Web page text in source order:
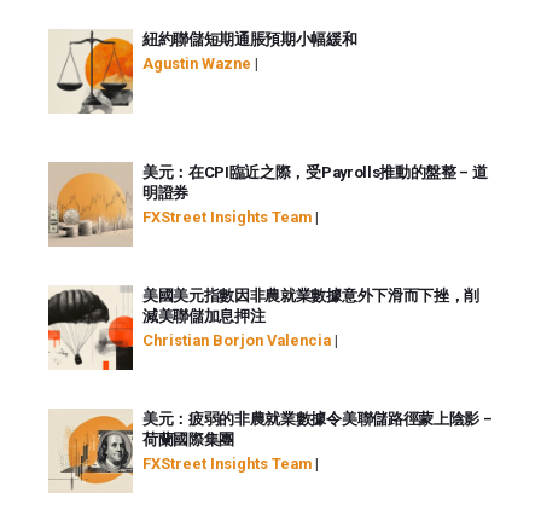
紐約聯儲短期通脹預期小幅緩和
Agustin Wazne |
美元：在CPI臨近之際，受Payrolls推動的盤整 – 道
明證券
FXStreet Insights Team |
美國美元指數因非農就業數據意外下滑而下挫，削
減美聯儲加息押注
Christian Borjon Valencia |
美元：疲弱的非農就業數據令美聯儲路徑蒙上陰影 –
荷蘭國際集團
FXStreet Insights Team |